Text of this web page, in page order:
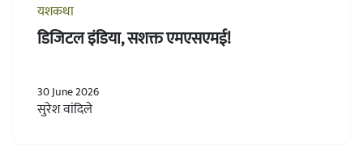
यशकथा
डिजिटल इंडिया, सशक्त एमएसएमई!
30 June 2026
सुरेश वांदिले